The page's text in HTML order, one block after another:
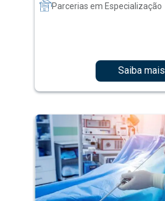
Parcerias em Especialização
Saiba mais